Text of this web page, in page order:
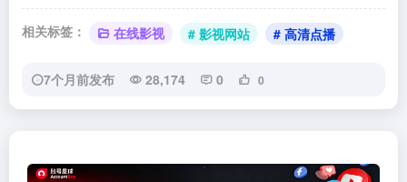
相关标签： 在线影视 # 影视网站 # 高清点播
7个月前发布 28,174 0 0